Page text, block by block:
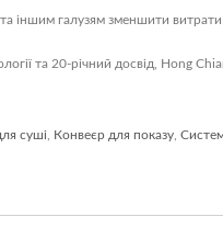
іншим галузям зменшити
та 20-річний досвід, Hong
суші Конвеєр для показу